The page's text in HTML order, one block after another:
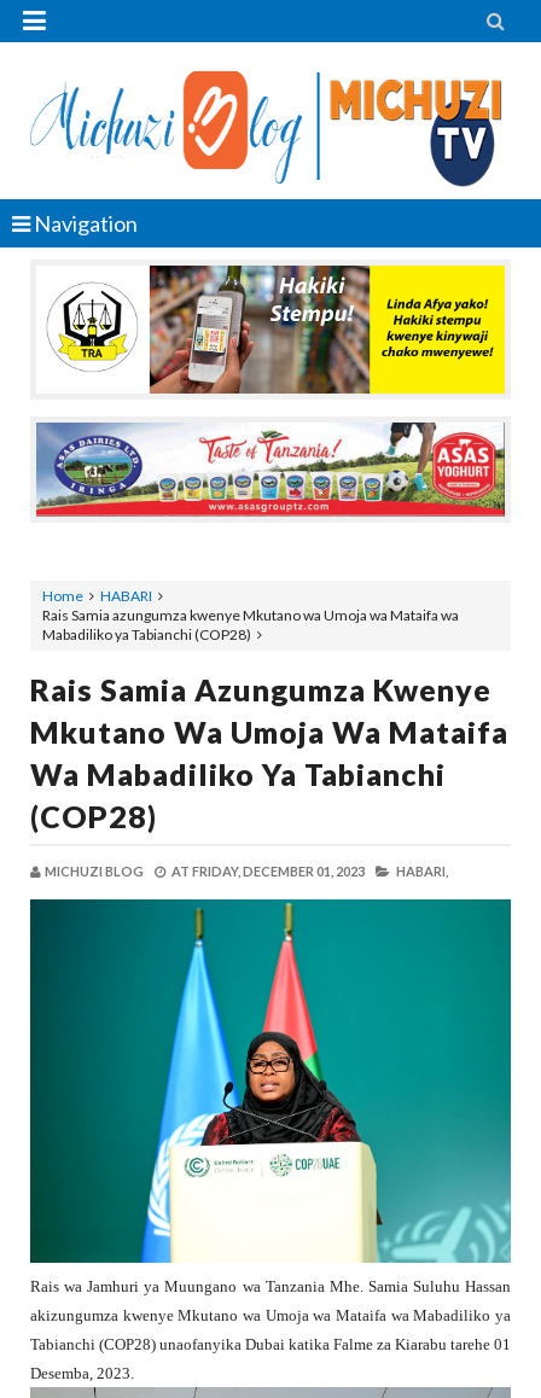
 
Navigation
Home
HABARI
Rais Samia azungumza kwenye Mkutano wa Umoja wa Mataifa wa
Mabadiliko ya Tabianchi (COP28)
Rais Samia Azungumza Kwenye
Mkutano Wa Umoja Wa Mataifa
Wa Mabadiliko Ya Tabianchi
(COP28)
MICHUZI BLOG AT FRIDAY, DECEMBER 01, 2023 HABARI,
Rais wa Jamhuri ya Muungano wa Tanzania Mhe. Samia Suluhu Hassan
akizungumza kwenye Mkutano wa Umoja wa Mataifa wa Mabadiliko ya
Tabianchi (COP28) unaofanyika Dubai katika Falme za Kiarabu tarehe 01
Desemba, 2023.